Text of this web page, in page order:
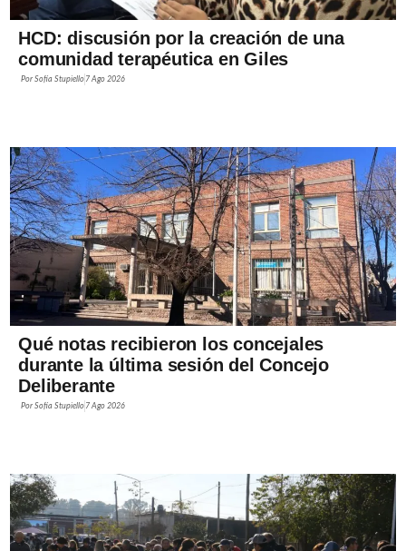
HCD: discusión por la creación de una
comunidad terapéutica en Giles
PorSofía Stupiello 7 Ago 2026
Qué notas recibieron los concejales
durante la última sesión del Concejo
Deliberante
PorSofía Stupiello 7 Ago 2026